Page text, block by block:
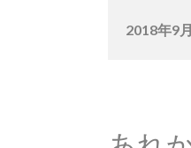
2018年9